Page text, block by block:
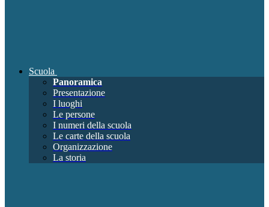
Scuola
Panoramica
Presentazione
I luoghi
Le persone
I numeri della scuola
Le carte della scuola
Organizzazione
La storia